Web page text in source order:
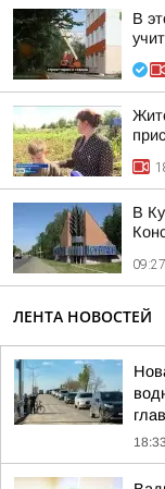
В
В
09:27
ЛЕНТА НОВОСТЕЙ
18:33